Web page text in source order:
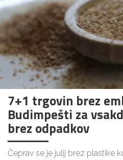
7+1 trgovin brez
Budimpešti za
brez odpadkov
Čeprav se je julij brez plastike